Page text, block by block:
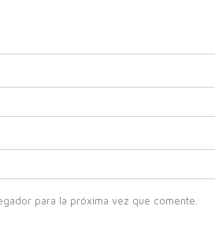
para la próxima vez que comente.